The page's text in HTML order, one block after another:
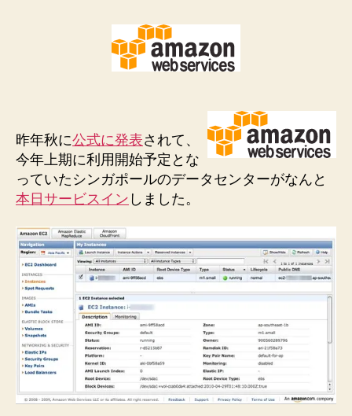
テ
ィ
化”
昨年秋に公式に発表されて、
今年上期に利用開始予定とな
っていたシンガポールのデータセンターがなんと
本日サービスイン しました。